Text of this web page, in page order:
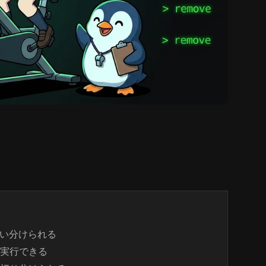
分けられる
行できる